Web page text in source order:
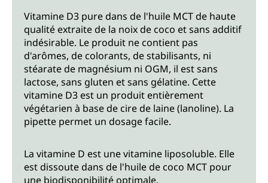
Vitamine D3 pure dans de l'huile MCT de haute
qualité extraite de la noix de coco et sans additif
indésirable. Le produit ne contient pas
d'arômes, de colorants, de stabilisants, ni
stéarate de magnésium ni OGM, il est sans
lactose, sans gluten et sans gélatine. Cette
vitamine D3 est un produit entièrement
végétarien à base de cire de laine (lanoline). La
pipette permet un dosage facile.
La vitamine D est une vitamine liposoluble. Elle
est dissoute dans de l'huile de coco MCT pour
une biodisponibilité optimale.